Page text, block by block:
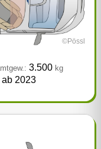
©Pössl
3.500kg
ab 2023